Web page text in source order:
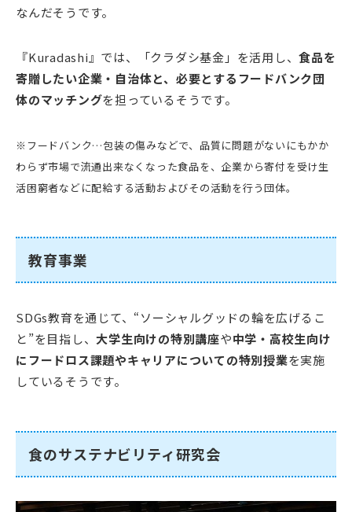
なんだそうです。
『Kuradashi』では、「クラダシ基金」を活用し、食品を
寄贈したい企業・自治体と、必要とするフードバンク団
体のマッチングを担っているそうです。
※フードバンク…包装の傷みなどで、品質に問題がないにもかか
わらず市場で流通出来なくなった食品を、企業から寄付を受け生
活困窮者などに配給する活動およびその活動を行う団体。
教育事業
SDGs教育を通じて、“ソーシャルグッドの輪を広げるこ
と”を目指し、大学生向けの特別講座や中学・高校生向け
にフードロス課題やキャリアについての特別授業を実施
しているそうです。
食のサステナビリティ研究会